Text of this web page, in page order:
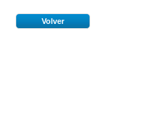
Volver